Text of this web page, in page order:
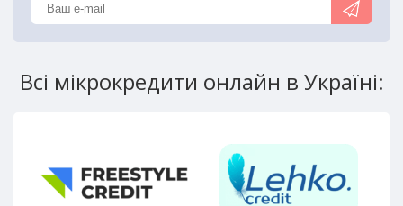
Всі мікрокредити онлайн в Україні: